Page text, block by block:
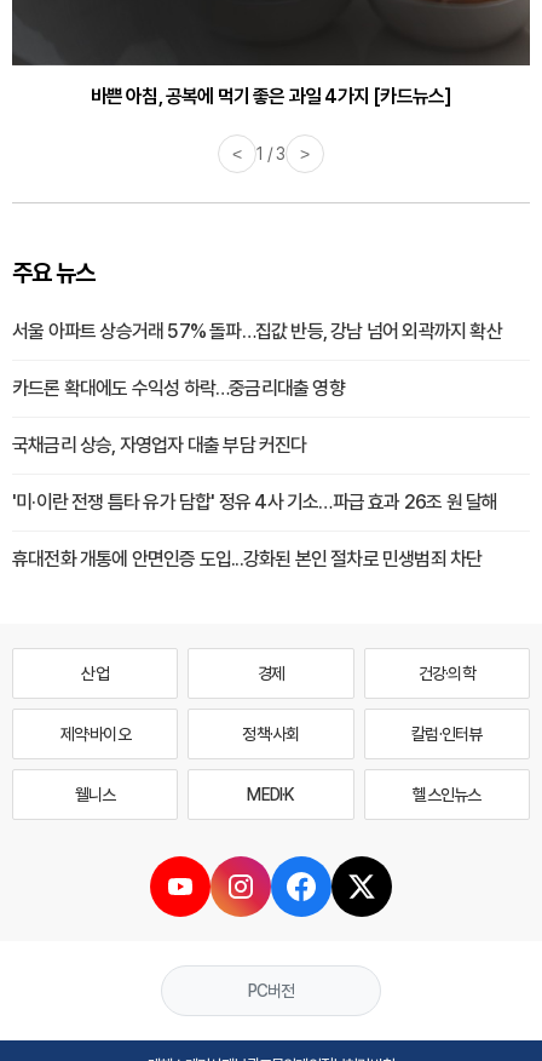
바쁜 아침, 공복에 먹기 좋은 과일 4가지 [카드뉴스]
< 1 / 3 >
주요 뉴스
서울 아파트 상승거래 57% 돌파…집값 반등, 강남 넘어 외곽까지 확산
카드론 확대에도 수익성 하락…중금리대출 영향
국채금리 상승, 자영업자 대출 부담 커진다
'미·이란 전쟁 틈타 유가 담합' 정유 4사 기소…파급 효과 26조 원 달해
휴대전화 개통에 안면인증 도입...강화된 본인 절차로 민생범죄 차단
산업 경제 건강·의학
제약·바이오 정책·사회 칼럼·인터뷰
웰니스 MEDI·K 헬스인뉴스
PC버전